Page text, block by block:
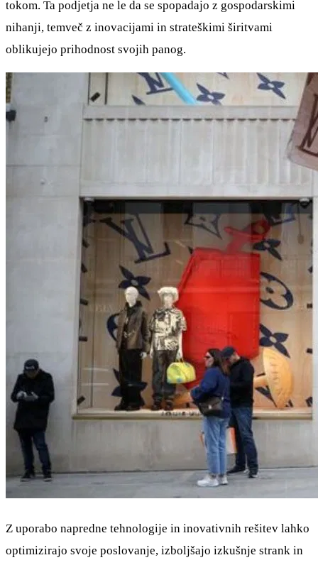
tokom. Ta podjetja ne le da se spopadajo z gospodarskimi
nihanji, temveč z inovacijami in strateškimi širitvami
oblikujejo prihodnost svojih panog.
Z uporabo napredne tehnologije in inovativnih rešitev lahko
optimizirajo svoje poslovanje, izboljšajo izkušnje strank in